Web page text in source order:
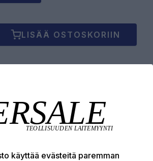
LISÄÄ OSTOSKORIIN
käyttää evästeitä paremman